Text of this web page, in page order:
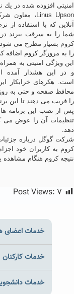
امنیتی افزوده شده در
Linus Upson ، معاون
آنلاین كه با استفاده
شما را به سرقت ببرند
كروم بسیار مطرح می شود
را به مرورگر كروم اضافه
این ویژگی امنیتی به
و در این هشدار آمده
است. هكرهای خرابكار
محافظ صفحه و حتی به روز
را فریب می دهند تا این
پس از نصب این برنامه
تنظیمات آن را عوض می
دهد.
شركت گوگل درباره
كروم به كاربران خود
نتیجه كروم هنگام
Post Views: ۷
خدمات اعضای
خدمات کارکنان
خدمات